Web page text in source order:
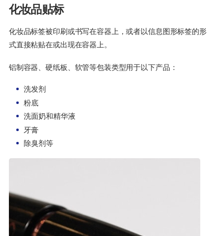
化妆品贴标
化妆品标签被印刷或书写在容器上，或者以信息图形标签的形
式直接粘贴在或出现在容器上。
铝制容器、硬纸板、软管等包装类型用于以下产品：
洗发剂
粉底
洗面奶和精华液
牙膏
除臭剂等